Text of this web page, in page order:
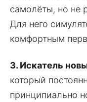
самолёты, но не
Для него
комфортным
3. Искатель
который
принципиально